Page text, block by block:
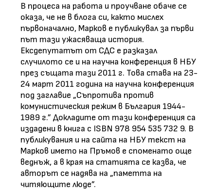
В процеса на работа и проучване обаче се
оказа, че не в блога си, както мислех
първоначално, Марков е публикувал за първи
път тази ужасяваща история.
Ексдепутатът от СДС е разказал
случилото се и на научна конференция в НБУ
през същата тази 2011 г. Това става на 23-
24 март 2011 година на научна конференция
под заглавие „Съпротива против
комунистическия режим в България 1944-
1989 г.” Докладите от тази конференция са
издадени в книга с ISBN 978 954 535 732 9. В
публикувания и на сайта на НБУ текст на
Марков името на Пръмов е споменато още
веднъж, а в края на статията се казва, че
авторът се надява на „паметта на
читяющите люде”.